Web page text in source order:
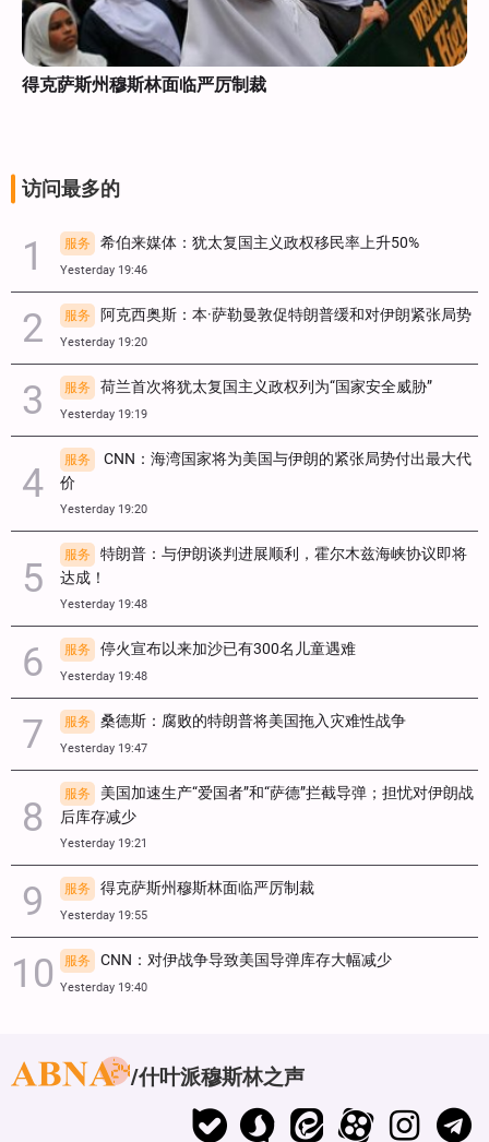
得克萨斯州穆斯林面临严厉制裁
访问最多的
服务 希伯来媒体：犹太复国主义政权移民率上升50%
Yesterday 19:46
服务 阿克西奥斯：本·萨勒曼敦促特朗普缓和对伊朗紧张局势
Yesterday 19:20
服务 荷兰首次将犹太复国主义政权列为“国家安全威胁”
Yesterday 19:19
服务
CNN：海湾国家将为美国与伊朗的紧张局势付出最大代
价
Yesterday 19:20
服务
特朗普：与伊朗谈判进展顺利，霍尔木兹海峡协议即将
达成！
Yesterday 19:48
服务 停火宣布以来加沙已有300名儿童遇难
Yesterday 19:48
服务 桑德斯：腐败的特朗普将美国拖入灾难性战争
Yesterday 19:47
服务
美国加速生产“爱国者”和“萨德”拦截导弹；担忧对伊朗战
后库存减少
Yesterday 19:21
服务 得克萨斯州穆斯林面临严厉制裁
Yesterday 19:55
服务 CNN：对伊战争导致美国导弹库存大幅减少
Yesterday 19:40
什叶派穆斯林之声